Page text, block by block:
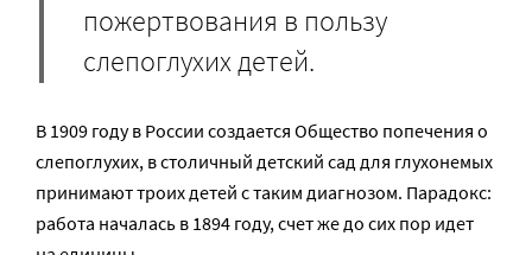
пожертвования в пользу
слепоглухих детей.
В 1909 году в России создается Общество попечения о
слепоглухих, в столичный детский сад для глухонемых
принимают троих детей с таким диагнозом. Парадокс:
работа началась в 1894 году, счет же до сих пор идет